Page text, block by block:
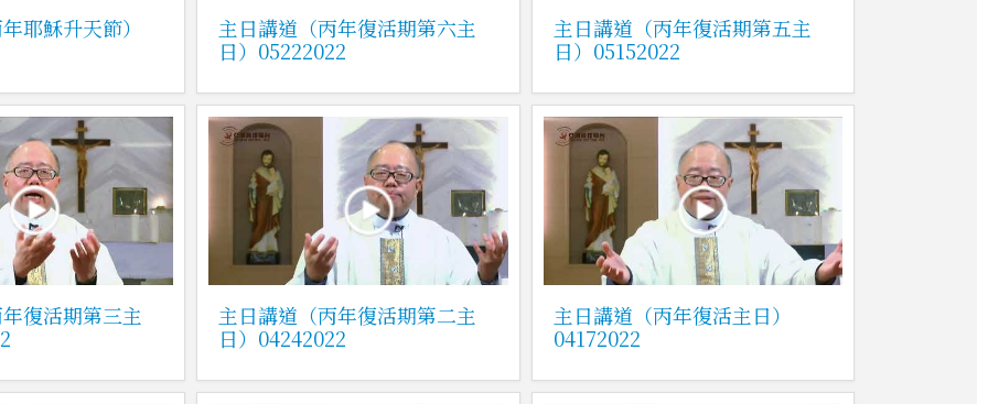
耶穌升天節）
主日講道（丙年復活期第六主
日）05222022
主日講道（丙年復活期第五主
日）05152022
復活期第三主
主日講道（丙年復活期第二主
日）04242022
主日講道（丙年復活主日）
04172022